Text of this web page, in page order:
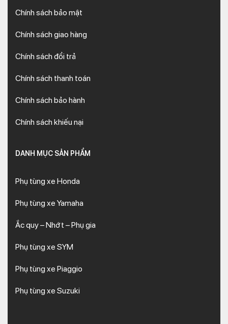
Chính sách bảo mật
Chính sách giao hàng
Chính sách đổi trả
Chính sách thanh toán
Chính sách bảo hành
Chính sách khiếu nại
DANH MỤC SẢN PHẨM
Phụ tùng xe Honda
Phụ tùng xe Yamaha
Ắc quy – Nhớt – Phụ gia
Phụ tùng xe SYM
Phụ tùng xe Piaggio
Phụ tùng xe Suzuki